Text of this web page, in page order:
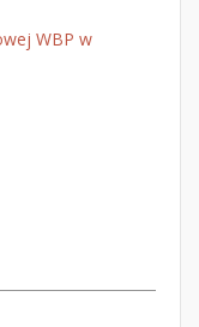
WBP w